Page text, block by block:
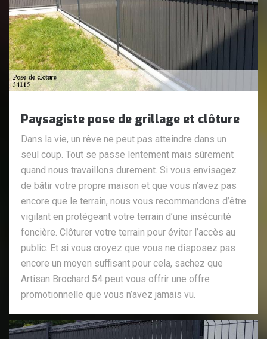
Paysagiste pose de grillage et clôture
Dans la vie, un rêve ne peut pas atteindre dans un
seul coup. Tout se passe lentement mais sûrement
quand nous travaillons durement. Si vous envisagez
de bâtir votre propre maison et que vous n’avez pas
encore que le terrain, nous vous recommandons d’être
vigilant en protégeant votre terrain d’une insécurité
foncière. Clôturer votre terrain pour éviter l’accès au
public. Et si vous croyez que vous ne disposez pas
encore un moyen suffisant pour cela, sachez que
Artisan Brochard 54 peut vous offrir une offre
promotionnelle que vous n’avez jamais vu.